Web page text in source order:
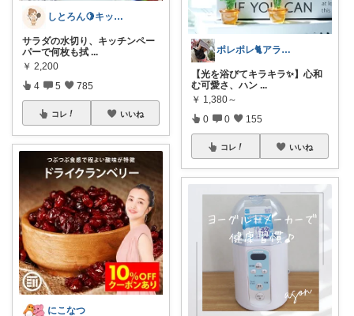
しとろん🍋キッチンと暮らしの愛用品
サラダの水切り、キッチンペー
パーで何枚も拭 ...
￥ 2,200
4 5 785
コレ いいね
にこなつ
ポレポレ🐈アラフィフの可愛い図鑑
【光を浴びてキラキラ✨】心和
む可愛さ、ハン ...
￥ 1,380～
0 0 155
コレ いいね